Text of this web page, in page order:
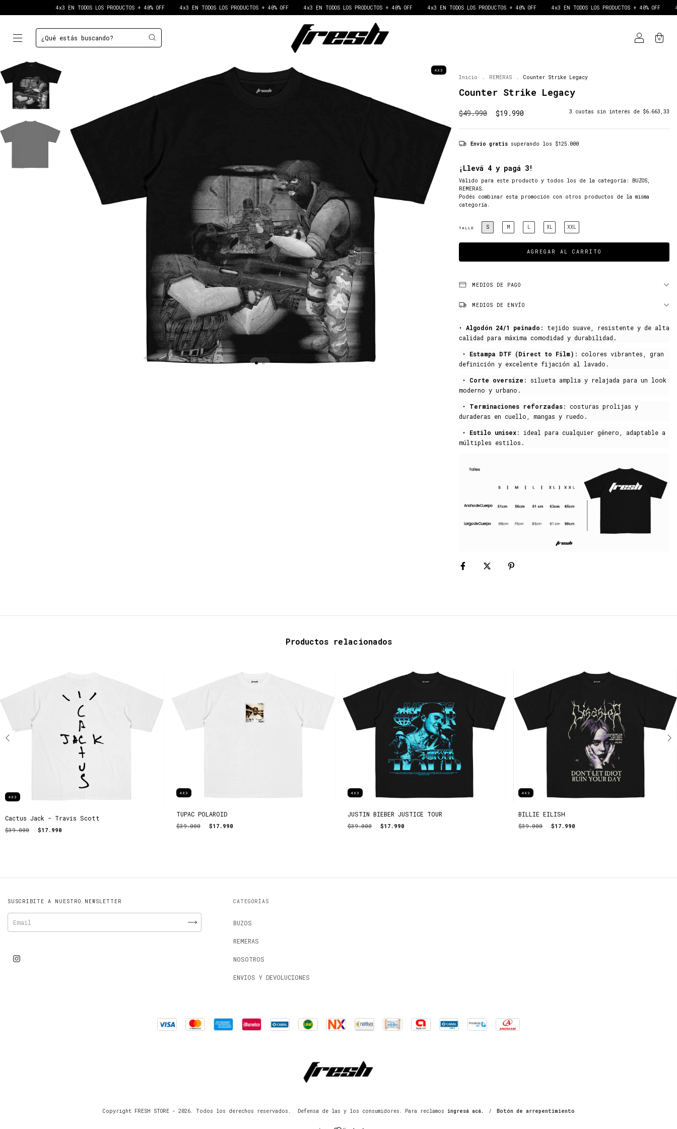
4x3 EN TODOS LOS PRODUCTOS + 40% OFF 4x3 EN TODOS LOS PRODUCTOS + 40% OFF 4x3 EN TODOS LOS PRODUCTOS + 40% OFF 4x3 EN TODOS LOS PRODUCTOS + 40% OFF 4x3 EN TODOS LOS PRODUCTOS + 40% OFF 4x3 EN TODOS
0
4X3
Inicio . REMERAS . Counter Strike Legacy
Counter Strike Legacy
$49.990 $19.990 3 cuotas sin interés de $6.663,33
Envío gratis superando los $125.000
¡Llevá 4 y pagá 3!
Válido para este producto y todos los de la categoría: BUZOS,
REMERAS.
Podés combinar esta promoción con otros productos de la misma
categoría.
TALLE S M L XL XXL
MEDIOS DE PAGO
MEDIOS DE ENVÍO
• Algodón 24/1 peinado : tejido suave, resistente y de alta
calidad para máxima comodidad y durabilidad.
•
Estampa DTF (Direct to Film) : colores vibrantes, gran
definición y excelente fijación al lavado.
•
Corte oversize : silueta amplia y relajada para un look
moderno y urbano.
•
Terminaciones reforzadas: costuras prolijas y
duraderas en cuello, mangas y ruedo.
•
Estilo unisex: ideal para cualquier género, adaptable a
múltiples estilos.
Productos relacionados
4X3
Cactus Jack - Travis Scott
$39.000 $17.990
4X3
TUPAC POLAROID
$39.000 $17.990
4X3
JUSTIN BIEBER JUSTICE TOUR
$39.000 $17.990
4X3
BILLIE EILISH
$39.000 $17.990
SUSCRIBITE A NUESTRO NEWSLETTER CATEGORÍAS
BUZOS
REMERAS
NOSOTROS
ENVIOS Y DEVOLUCIONES
Copyright FRESH STORE - 2026. Todos los derechos reservados. Defensa de las y los consumidores. Para reclamos ingresá acá. / Botón de arrepentimiento